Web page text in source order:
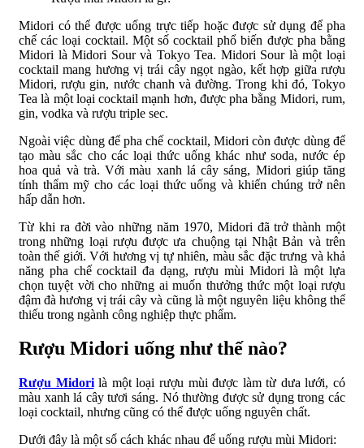
Midori có thể được uống trực tiếp hoặc được sử dụng để pha
chế các loại cocktail. Một số cocktail phổ biến được pha bằng
Midori là Midori Sour và Tokyo Tea. Midori Sour là một loại
cocktail mang hương vị trái cây ngọt ngào, kết hợp giữa rượu
Midori, rượu gin, nước chanh và đường. Trong khi đó, Tokyo
Tea là một loại cocktail mạnh hơn, được pha bằng Midori, rum,
gin, vodka và rượu triple sec.
Ngoài việc dùng để pha chế cocktail, Midori còn được dùng để
tạo màu sắc cho các loại thức uống khác như soda, nước ép
hoa quả và trà. Với màu xanh lá cây sáng, Midori giúp tăng
tính thẩm mỹ cho các loại thức uống và khiến chúng trở nên
hấp dẫn hơn.
Từ khi ra đời vào những năm 1970, Midori đã trở thành một
trong những loại rượu được ưa chuộng tại Nhật Bản và trên
toàn thế giới. Với hương vị tự nhiên, màu sắc đặc trưng và khả
năng pha chế cocktail đa dạng, rượu mùi Midori là một lựa
chọn tuyệt vời cho những ai muốn thưởng thức một loại rượu
đậm đà hương vị trái cây và cũng là một nguyên liệu không thể
thiếu trong ngành công nghiệp thực phẩm.
Rượu Midori uống như thế nào?
Rượu Midorilà một loại rượu mùi được làm từ dưa lưới, có
màu xanh lá cây tươi sáng. Nó thường được sử dụng trong các
loại cocktail, nhưng cũng có thể được uống nguyên chất.
Dưới đây là một số cách khác nhau để uống rượu mùi Midori: